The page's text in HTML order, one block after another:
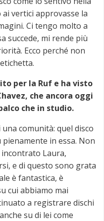
vertici approvasse la
Ci tengo molto a
succede, mi rende più
Ecco perché non
per la Ruf e ha visto
che ancora oggi
che in studio.
comunità: quel disco
in essa. Non
Laura,
e di questo sono grata
è fantastica, è
cui abbiamo mai
a registrare dischi
su di lei come